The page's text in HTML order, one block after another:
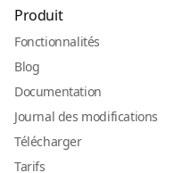
Produit
Fonctionnalités
Blog
Documentation
Journal des modifications
Télécharger
Tarifs